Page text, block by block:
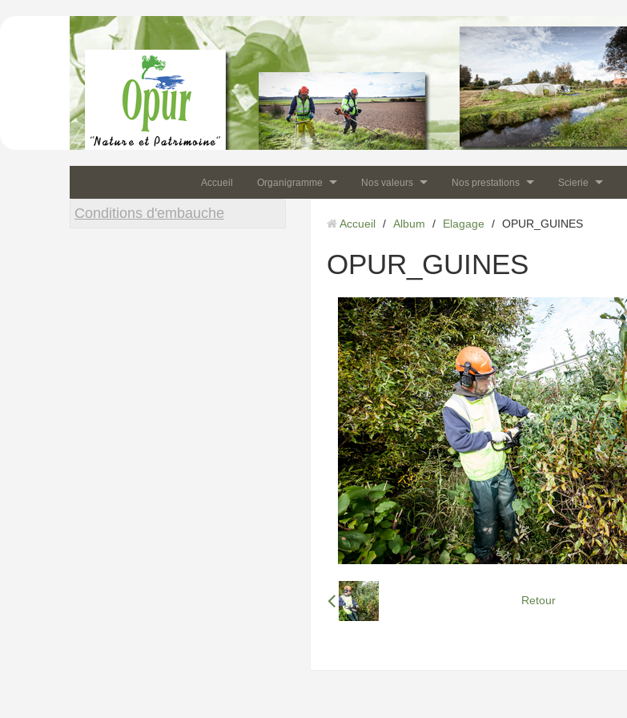
Opur
Accueil Organigramme Nos valeurs Nos prestations Scierie
Conditions d'embauche
Accueil / Album / Elagage / OPUR_GUINES
OPUR_GUINES
Retour